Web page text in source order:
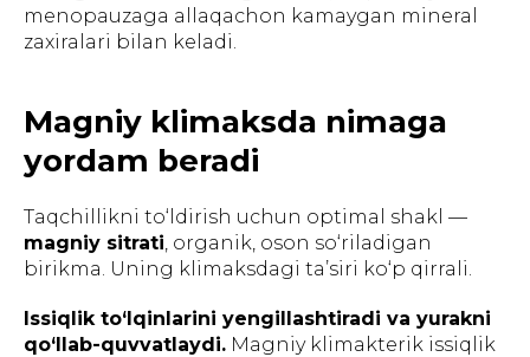
menopauzaga allaqachon kamaygan mineral
zaxiralari bilan keladi.
Magniy klimaksda nimaga
yordam beradi
Taqchillikni to‘ldirish uchun optimal shakl —
magniy sitrati , organik, oson so‘riladigan
birikma. Uning klimaksdagi ta’siri ko‘p qirrali.
Issiqlik to‘lqinlarini yengillashtiradi va yurakni
qo‘llab-quvvatlaydi. Magniy klimakterik issiqlik